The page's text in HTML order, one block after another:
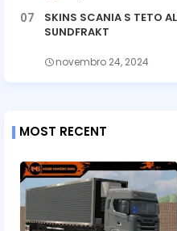
SKINS SCANIA S TETO
SUNDFRAKT
novembro 24, 2024
MOST RECENT